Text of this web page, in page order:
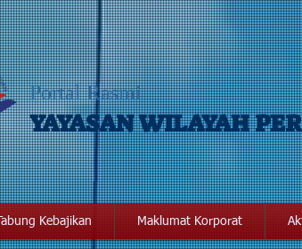
Portal Rasmi
YAYASAN WILAYAH
Tabung Kebajikan Maklumat Korporat